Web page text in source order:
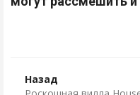
Назад